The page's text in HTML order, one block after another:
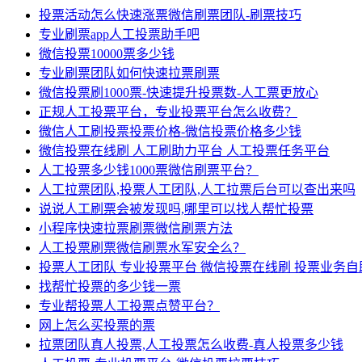
投票活动怎么快速涨票微信刷票团队-刷票技巧
专业刷票app人工投票助手吧
微信投票10000票多少钱
专业刷票团队如何快速拉票刷票
微信投票刷1000票-快速提升投票数-人工票更放心
正规人工投票平台，专业投票平台怎么收费？
微信人工刷投票投票价格-微信投票价格多少钱
微信投票在线刷 人工刷助力平台 人工投票任务平台
人工投票多少钱1000票微信刷票平台？
人工拉票团队,投票人工团队,人工拉票后台可以查出来吗
说说人工刷票会被发现吗,哪里可以找人帮忙投票
小程序快速拉票刷票微信刷票方法
人工投票刷票微信刷票水军安全么？
投票人工团队 专业投票平台 微信投票在线刷 投票业务自
找帮忙投票的多少钱一票
专业帮投票人工投票点赞平台？
网上怎么买投票的票
拉票团队真人投票,人工投票怎么收费-真人投票多少钱